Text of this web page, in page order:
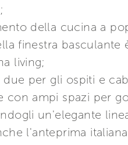
della cucina a
finestra
living;
due per gli ospiti e
con ampi spazi per
un'elegante
l'anteprima